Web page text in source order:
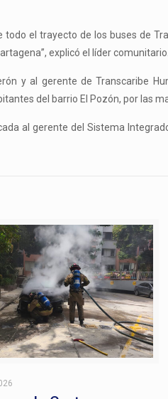
el trayecto de los buses de
explicó el líder comunitario.
y al gerente de Transcaribe
del barrio El Pozón, por las
al gerente del Sistema